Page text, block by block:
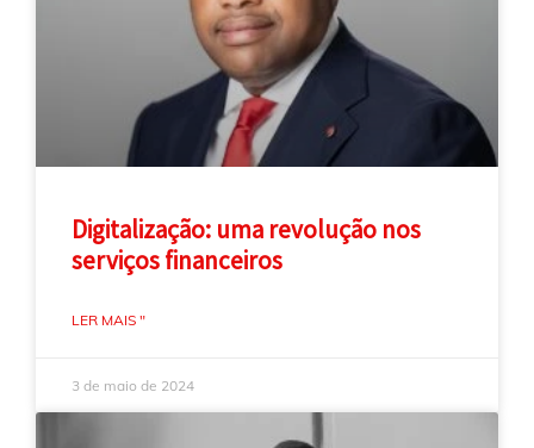
Digitalização: uma revolução nos
serviços financeiros
LER MAIS "
3 de maio de 2024